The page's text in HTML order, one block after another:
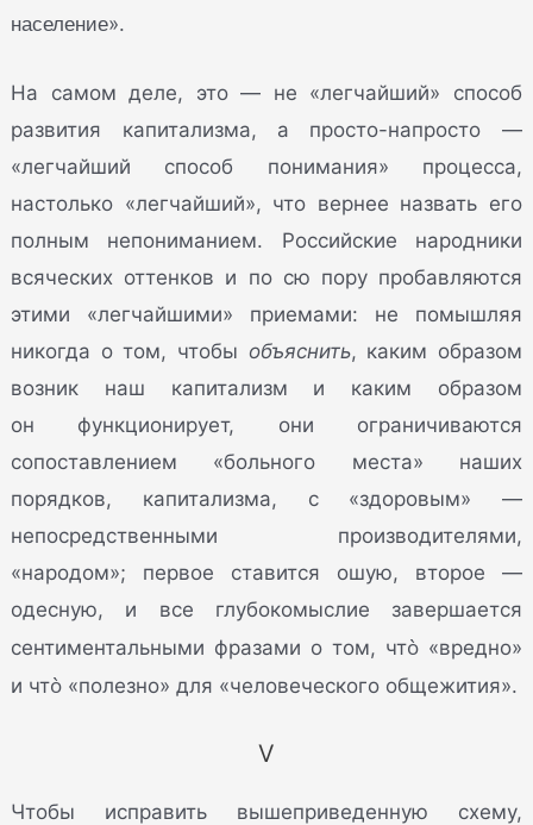
население».
На самом деле, это — не «легчайший» способ
развития капитализма, а просто-напросто —
«легчайший способ понимания» процесса,
настолько «легчайший», что вернее назвать его
полным непониманием. Российские народники
всяческих оттенков и по сю пору пробавляются
этими «легчайшими» приемами: не помышляя
никогда о том, чтобы объяснить, каким образом
возник наш капитализм и каким образом
он функционирует, они ограничиваются
сопоставлением «больного места» наших
порядков, капитализма, с «здоровым» —
непосредственными производителями,
«народом»; первое ставится ошую, второе —
одесную, и все глубокомыслие завершается
сентиментальными фразами о том, чтò«вредно»
и чтò «полезно» для «человеческого общежития».
V
Чтобы исправить вышеприведенную схему,